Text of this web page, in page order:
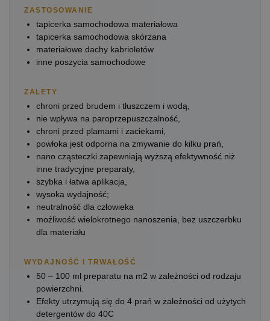
ZASTOSOWANIE
tapicerka samochodowa materiałowa
tapicerka samochodowa skórzana
materiałowe dachy kabrioletów
inne poszycia samochodowe
ZALETY
chroni przed brudem i tłuszczem i wodą,
nie wpływa na paroprzepuszczalność,
chroni przed plamami i zaciekami,
powłoka jest odporna na zmywanie do kilku prań,
nano cząsteczki zapewniają wyższą efektywność niż
inne tradycyjne preparaty,
szybka i łatwa aplikacja,
wysoka wydajność;
neutralność dla człowieka
możliwość wielokrotnego nanoszenia, bez uszczerbku
dla materiału
WYDAJNOŚĆ I TRWAŁOŚĆ
50 – 100 ml preparatu na m2 w zależności od rodzaju
powierzchni.
Efekty utrzymują się do 4 prań w zależności od użytych
detergentów do 40C